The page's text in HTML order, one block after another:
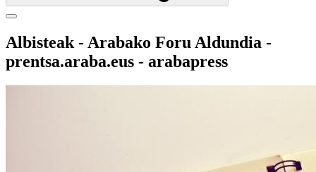
Albisteak - Arabako Foru Aldundia -
prentsa.araba.eus - arabapress